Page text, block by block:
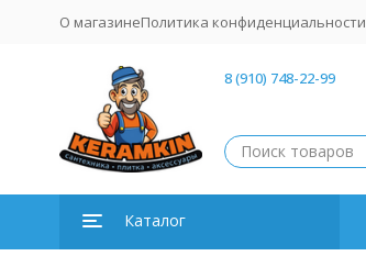
О магазинеПолитика конфиденциальности
8 (910) 748-22-99
Каталог